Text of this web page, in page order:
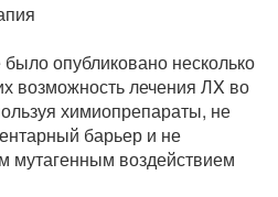
опубликовано несколько
возможность лечения ЛX во
химиопрепараты, не
барьер и не
воздействием